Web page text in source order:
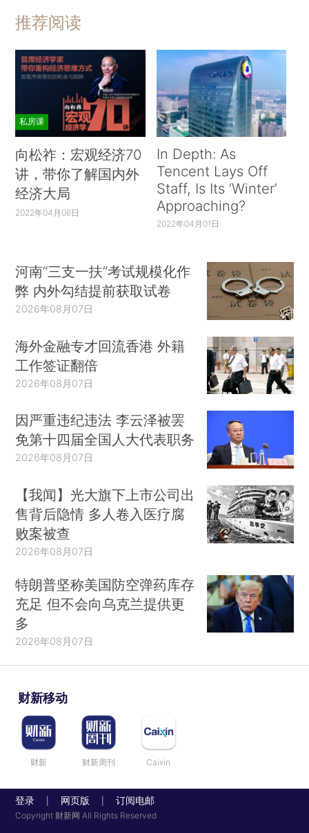
推荐阅读
私房课
向松祚：宏观经济70
讲，带你了解国内外
经济大局
2022年04月06日
In Depth: As
Tencent Lays Off
Staff, Is Its ‘Winter’
Approaching?
2022年04月01日
河南“三支一扶”考试规模化作
弊 内外勾结提前获取试卷
2026年08月07日
海外金融专才回流香港 外籍
工作签证翻倍
2026年08月07日
因严重违纪违法 李云泽被罢
免第十四届全国人大代表职务
2026年08月07日
【我闻】光大旗下上市公司出
售背后隐情 多人卷入医疗腐
败案被查
2026年08月07日
特朗普坚称美国防空弹药库存
充足 但不会向乌克兰提供更
多
2026年08月07日
财新移动
财新 财新周刊 Caixin
登录 网页版 订阅电邮
Copyright 财新网 All Rights Reserved